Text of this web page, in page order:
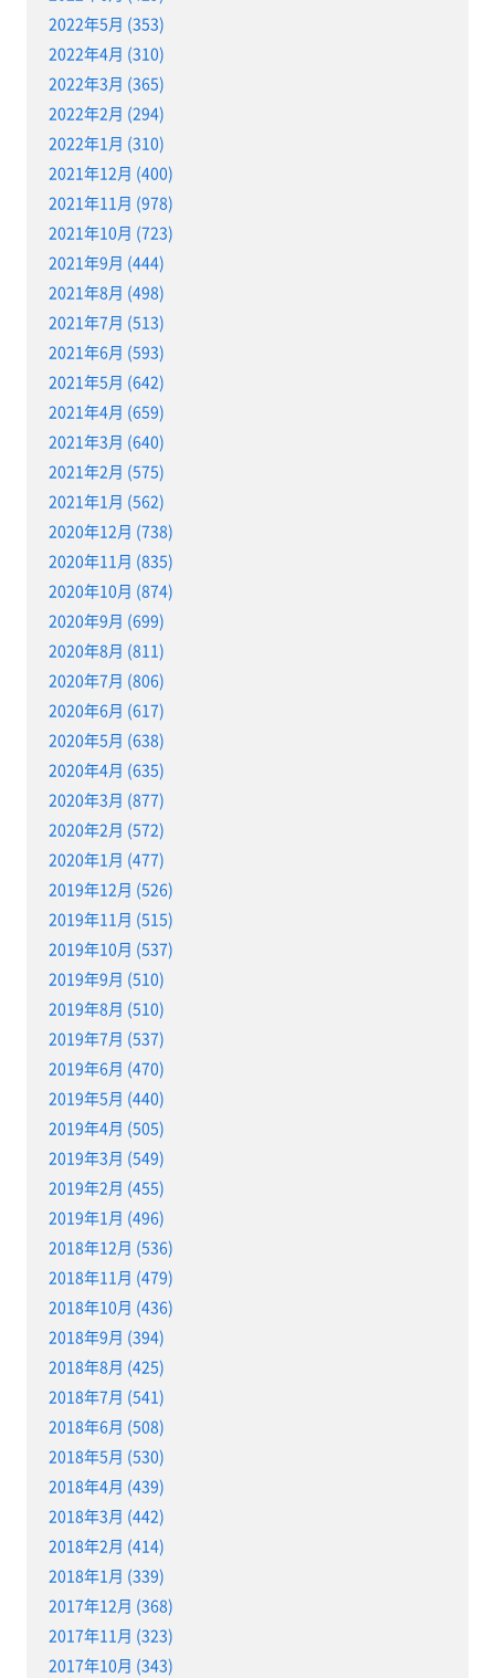
2022年5月 (353)
2022年4月 (310)
2022年3月 (365)
2022年2月 (294)
2022年1月 (310)
2021年12月 (400)
2021年11月 (978)
2021年10月 (723)
2021年9月 (444)
2021年8月 (498)
2021年7月 (513)
2021年6月 (593)
2021年5月 (642)
2021年4月 (659)
2021年3月 (640)
2021年2月 (575)
2021年1月 (562)
2020年12月 (738)
2020年11月 (835)
2020年10月 (874)
2020年9月 (699)
2020年8月 (811)
2020年7月 (806)
2020年6月 (617)
2020年5月 (638)
2020年4月 (635)
2020年3月 (877)
2020年2月 (572)
2020年1月 (477)
2019年12月 (526)
2019年11月 (515)
2019年10月 (537)
2019年9月 (510)
2019年8月 (510)
2019年7月 (537)
2019年6月 (470)
2019年5月 (440)
2019年4月 (505)
2019年3月 (549)
2019年2月 (455)
2019年1月 (496)
2018年12月 (536)
2018年11月 (479)
2018年10月 (436)
2018年9月 (394)
2018年8月 (425)
2018年7月 (541)
2018年6月 (508)
2018年5月 (530)
2018年4月 (439)
2018年3月 (442)
2018年2月 (414)
2018年1月 (339)
2017年12月 (368)
2017年11月 (323)
2017年10月 (343)